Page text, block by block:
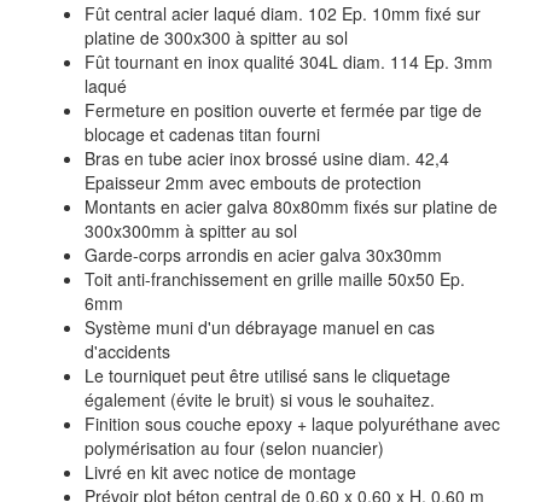
Fût central acier laqué diam. 102 Ep. 10mm fixé sur
platine de 300x300 à spitter au sol
Fût tournant en inox qualité 304L diam. 114 Ep. 3mm
laqué
Fermeture en position ouverte et fermée par tige de
blocage et cadenas titan fourni
Bras en tube acier inox brossé usine diam. 42,4
Epaisseur 2mm avec embouts de protection
Montants en acier galva 80x80mm fixés sur platine de
300x300mm à spitter au sol
Garde-corps arrondis en acier galva 30x30mm
Toit anti-franchissement en grille maille 50x50 Ep.
6mm
Système muni d'un débrayage manuel en cas
d'accidents
Le tourniquet peut être utilisé sans le cliquetage
également (évite le bruit) si vous le souhaitez.
Finition sous couche epoxy + laque polyuréthane avec
polymérisation au four (selon nuancier)
Livré en kit avec notice de montage
Prévoir plot béton central de 0.60 x 0.60 x H. 0.60 m